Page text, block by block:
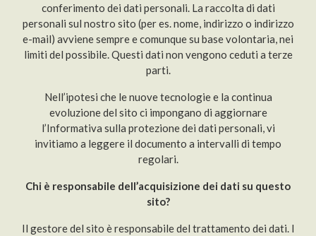
conferimento dei dati personali. La raccolta di dati
personali sul nostro sito (per es. nome, indirizzo o indirizzo
e-mail) avviene sempre e comunque su base volontaria, nei
limiti del possibile. Questi dati non vengono ceduti a terze
parti.
Nell’ipotesi che le nuove tecnologie e la continua
evoluzione del sito ci impongano di aggiornare
l’Informativa sulla protezione dei dati personali, vi
invitiamo a leggere il documento a intervalli di tempo
regolari.
Chi è responsabile dell’acquisizione dei dati su questo
sito?
Il gestore del sito è responsabile del trattamento dei dati. I